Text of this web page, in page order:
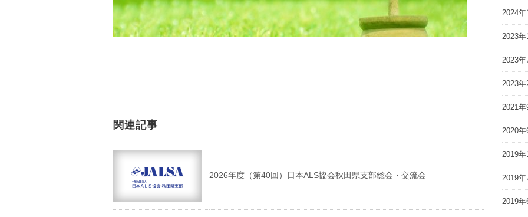
関連記事
2026年度（第40回）日本ALS協会秋田県支部総会・交流会
2024年
2023年
2023年
2023年
2021年
2020年
2019年
2019年
2019年